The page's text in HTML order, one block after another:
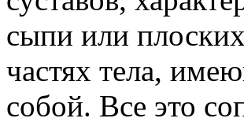
сыпи или
частях тела,
собой. Все это